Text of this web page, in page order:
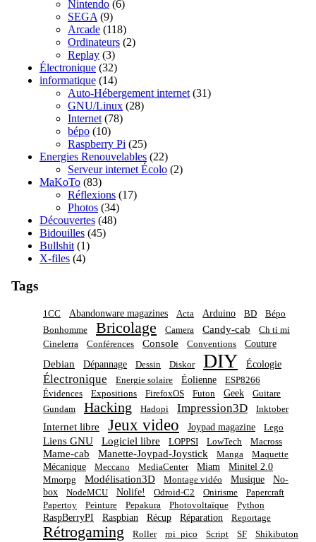
Nintendo (6)
SEGA (9)
Arcade (118)
Ordinateurs (2)
Replay (3)
Électronique (32)
informatique (14)
Auto-Hébergement internet (31)
GNU/Linux (28)
Internet (78)
bépo (10)
Raspberry Pi (25)
Energies Renouvelables (22)
Serveur internet Écolo (2)
MaKoTo (83)
Réflexions (17)
Photos (34)
Découvertes (48)
Bidouilles (45)
Bullshit (1)
X-files (4)
Tags
1CC Abandonware magazines Acta Arduino BD
Bépo
Bonhomme
Bricolage Camera Candy-cab
Ch ti mi
Cinelerra
Conférences Console Conventions Couture
Debian Dépannage Dessin Diskor DIY Écologie
Électronique Energie solaire Éolienne
ESP8266
Évidences
Expositions FirefoxOS Futon Geek
Guitare
Gundam
Hacking Hadopi Impression3D Inktober
Internet libre Jeux video Joypad magazine Lego
Liens GNU Logiciel libre LOPPSI LowTech Macross
Mame-cab Manette-Joypad-Joystick Manga Maquette
Mécanique Meccano MediaCenter Miam Minitel 2.0
Mmorpg Modélisation3D Montage vidéo Musique
No-
box
NodeMCU Nolife! Odroid-C2 Onirisme
Papercraft
Papertoy
Peinture Pepakura Photovoltaïque Python
RaspBerryPI Raspbian Récup Réparation Reportage
Rétrogaming Roller rpi_pico Script SF
Shikibuton